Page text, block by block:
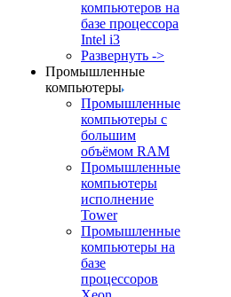
компьютеров на
базе процессора
Intel i3
Развернуть ->
Промышленные
компьютеры
Промышленные
компьютеры с
большим
объёмом RAM
Промышленные
компьютеры
исполнение
Tower
Промышленные
компьютеры на
базе
процессоров